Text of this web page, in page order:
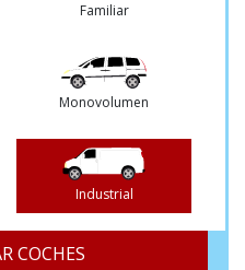
Familiar
Monovolumen
Industrial
COCHES